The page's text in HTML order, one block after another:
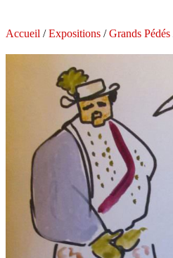
Accueil /Expositions /Grands Pédés